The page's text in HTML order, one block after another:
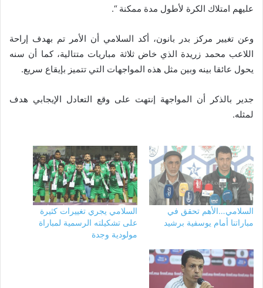
عليهم امتلاك الكرة لأطول مدة ممكنة “.
وعن تغيير مركز بدر بانون، أكد السلامي أن الأمر تم بهدف إراحة
اللاعب محمد زريدة الذي خاض ثلاثة مباريات متتالية، كما أن سنه
يحول عائقا بينه وبين مثل هذه المواجهات التي تتميز بإيقاع سريع.
جدير بالذكر أن المواجهة إنتهت على وقع التعادل الإيجابي هدف
لمثله.
السلامي…الأهم تحقق في
مباراتنا أمام يوسفية برشيد
السلامي يجري تغييرات كثيرة
على تشكيلته الرسمية لمباراة
مولودية وجدة